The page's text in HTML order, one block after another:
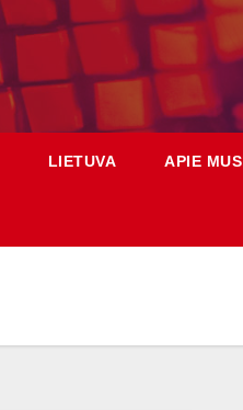
LIETUVA APIE MUS